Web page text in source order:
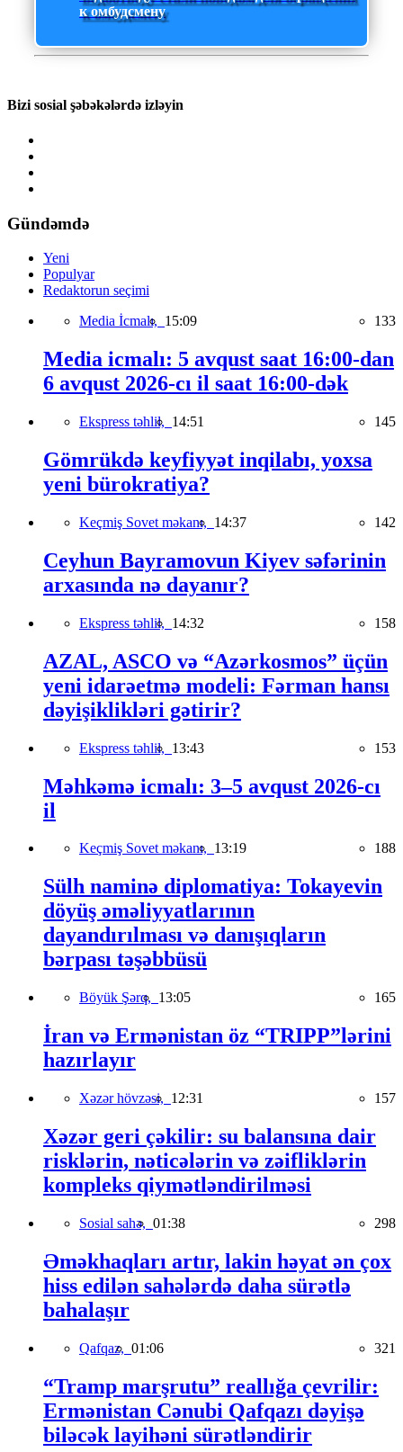
к омбудсмену
Bizi sosial şəbəkələrdə izləyin
Gündəmdə
Yeni
Populyar
Redaktorun seçimi
Media İcmalı, 15:09 133
Media icmalı: 5 avqust saat 16:00-dan
6 avqust 2026-cı il saat 16:00-dək
Ekspress təhlil, 14:51 145
Gömrükdə keyfiyyət inqilabı, yoxsa
yeni bürokratiya?
Keçmiş Sovet məkanı, 14:37 142
Ceyhun Bayramovun Kiyev səfərinin
arxasında nə dayanır?
Ekspress təhlil, 14:32 158
AZAL, ASCO və “Azərkosmos” üçün
yeni idarəetmə modeli: Fərman hansı
dəyişiklikləri gətirir?
Ekspress təhlil, 13:43 153
Məhkəmə icmalı: 3–5 avqust 2026-cı
il
Keçmiş Sovet məkanı, 13:19 188
Sülh naminə diplomatiya: Tokayevin
döyüş əməliyyatlarının
dayandırılması və danışıqların
bərpası təşəbbüsü
Böyük Şərq, 13:05 165
İran və Ermənistan öz “TRIPP”lərini
hazırlayır
Xəzər hövzəsi, 12:31 157
Xəzər geri çəkilir: su balansına dair
risklərin, nəticələrin və zəifliklərin
kompleks qiymətləndirilməsi
Sosial sahə, 01:38 298
Əməkhaqları artır, lakin həyat ən çox
hiss edilən sahələrdə daha sürətlə
bahalaşır
Qafqaz, 01:06 321
“Tramp marşrutu” reallığa çevrilir:
Ermənistan Cənubi Qafqazı dəyişə
biləcək layihəni sürətləndirir